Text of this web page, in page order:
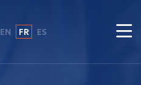
EN FR ES